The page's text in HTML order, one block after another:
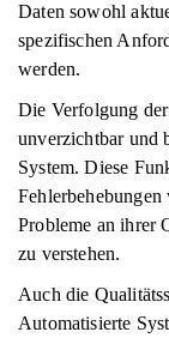
Daten sowohl
spezifischen
werden.
Die Verfolgung
unverzichtbar und
System. Diese
Probleme an ihrer
zu verstehen.
Auch die
Automatisierte